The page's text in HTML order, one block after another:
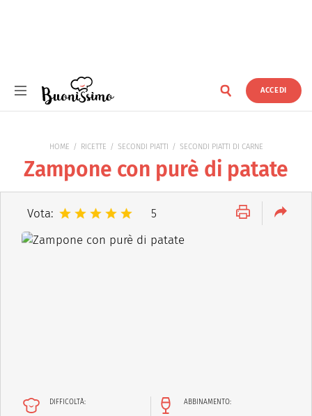
ACCEDI
HOME RICETTE SECONDI PIATTI SECONDI PIATTI DI CARNE
Zampone con purè di patate
Vota: 5
DIFFICOLTÀ: ABBINAMENTO: